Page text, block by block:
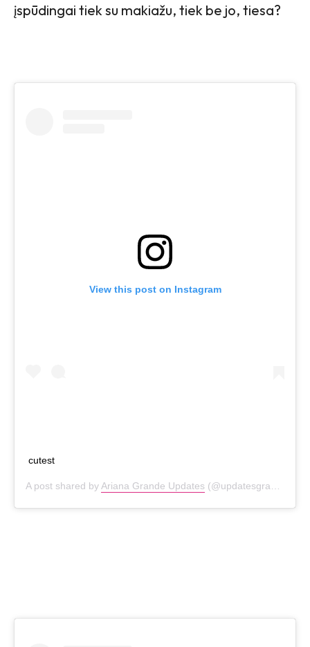
įspūdingai tiek su makiažu, tiek be jo, tiesa?
View this post on Instagram
cutest
A post shared by Ariana Grande Updates (@updatesgrande) on